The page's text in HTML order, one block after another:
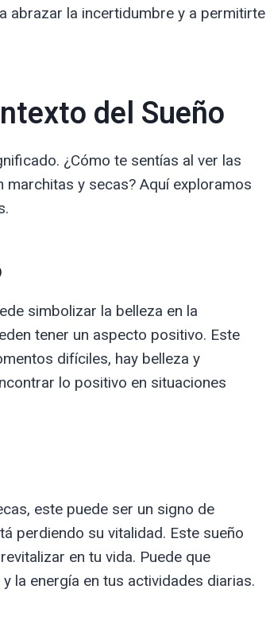
abrazar la incertidumbre y a permitirte
del Sueño
¿Cómo te sentías al ver las
y secas? Aquí exploramos
simbolizar la belleza en la
tener un aspecto positivo. Este
difíciles, hay belleza y
lo positivo en situaciones
este puede ser un signo de
perdiendo su vitalidad. Este sueño
en tu vida. Puede que
la energía en tus actividades diarias.